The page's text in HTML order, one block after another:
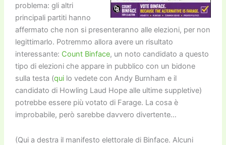
problema: gli altri
principali partiti hanno
affermato che non si presenteranno alle elezioni, per non
legittimarlo. Potremmo allora avere un risultato
interessante: Count Binface, un noto candidato a questo
tipo di elezioni che appare in pubblico con un bidone
sulla testa (quilo vedete con Andy Burnham e il
candidato di Howling Laud Hopealle ultime suppletive)
potrebbe essere più votato di Farage. La cosa è
improbabile, però sarebbe davvero divertente…
(Qui a destra il manifesto elettorale di Binface. Alcuni